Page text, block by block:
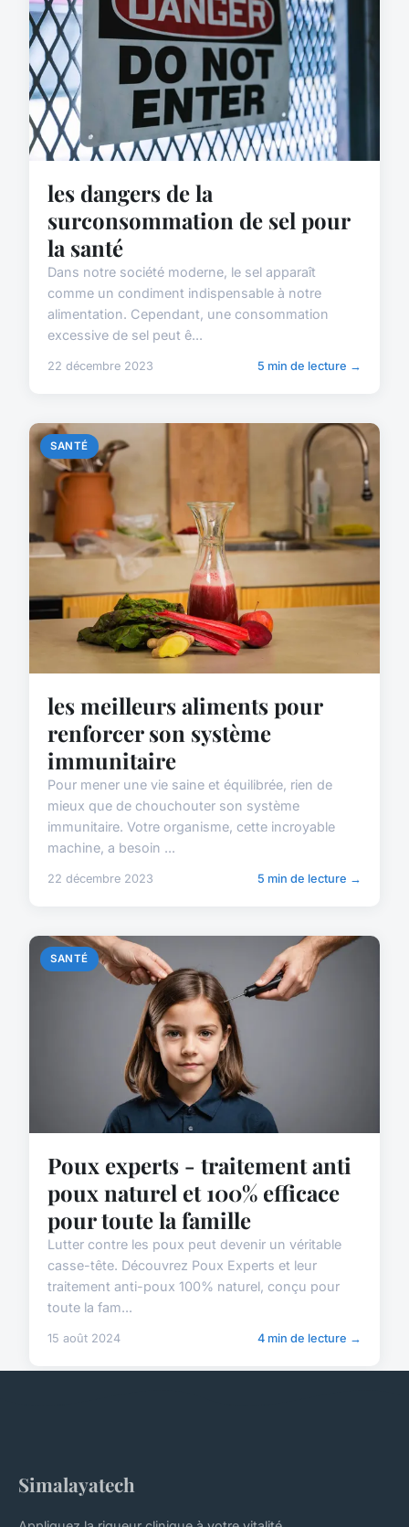
les dangers de la
surconsommation de sel pour
la santé
Dans notre société moderne, le sel apparaît
comme un condiment indispensable à notre
alimentation. Cependant, une consommation
excessive de sel peut ê...
22 décembre 2023 5 min de lecture →
SANTÉ
les meilleurs aliments pour
renforcer son système
immunitaire
Pour mener une vie saine et équilibrée, rien de
mieux que de chouchouter son système
immunitaire. Votre organisme, cette incroyable
machine, a besoin ...
22 décembre 2023 5 min de lecture →
SANTÉ
Poux experts - traitement anti
poux naturel et 100% efficace
pour toute la famille
Lutter contre les poux peut devenir un véritable
casse-tête. Découvrez Poux Experts et leur
traitement anti-poux 100% naturel, conçu pour
toute la fam...
15 août 2024 4 min de lecture →
Simalayatech